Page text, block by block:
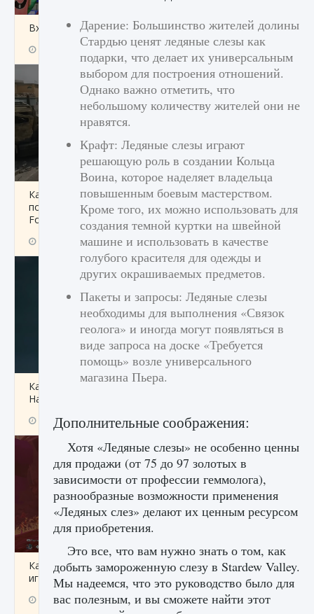
Входят ли «Милан» и «Интер» в EA FC 25
9 августа 2024 2 064 0 1
Как исправить текстовую ошибку
пользовательского интерфейса Delta
Force Hawk Ops
9 августа 2024 1 945 0 0
Как проверить статус сервера Delta Force
Hawk Ops
9 августа 2024 1 286 0 0
Как приручить существ джунглей Нари в
игре Creatures of Ava
9 августа 2024 1 218 0 0
Дарение: Большинство жителей долины
Стардью ценят ледяные слезы как
подарки, что делает их универсальным
выбором для построения отношений.
Однако важно отметить, что
небольшому количеству жителей они не
нравятся.
Крафт: Ледяные слезы играют
решающую роль в создании Кольца
Воина, которое наделяет владельца
повышенным боевым мастерством.
Кроме того, их можно использовать для
создания темной куртки на швейной
машине и использовать в качестве
голубого красителя для одежды и
других окрашиваемых предметов.
Пакеты и запросы: Ледяные слезы
необходимы для выполнения «Связок
геолога» и иногда могут появляться в
виде запроса на доске «Требуется
помощь» возле универсального
магазина Пьера.
Дополнительные соображения:
Хотя «Ледяные слезы» не особенно ценны
для продажи (от 75 до 97 золотых в
зависимости от профессии геммолога),
разнообразные возможности применения
«Ледяных слез» делают их ценным ресурсом
для приобретения.
Это все, что вам нужно знать о том, как
добыть замороженную слезу в Stardew Valley.
Мы надеемся, что это руководство было для
вас полезным, и вы сможете найти этот